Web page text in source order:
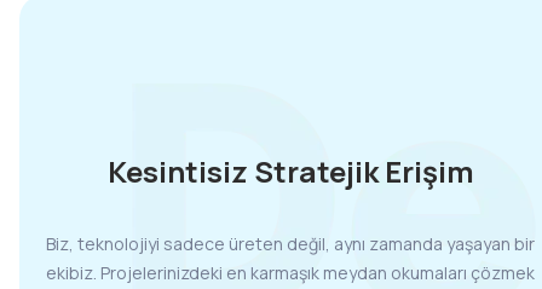
Kesintisiz Stratejik Erişim
Biz, teknolojiyi sadece üreten değil, aynı zamanda yaşayan bir
ekibiz. Projelerinizdeki en karmaşık meydan okumaları çözmek